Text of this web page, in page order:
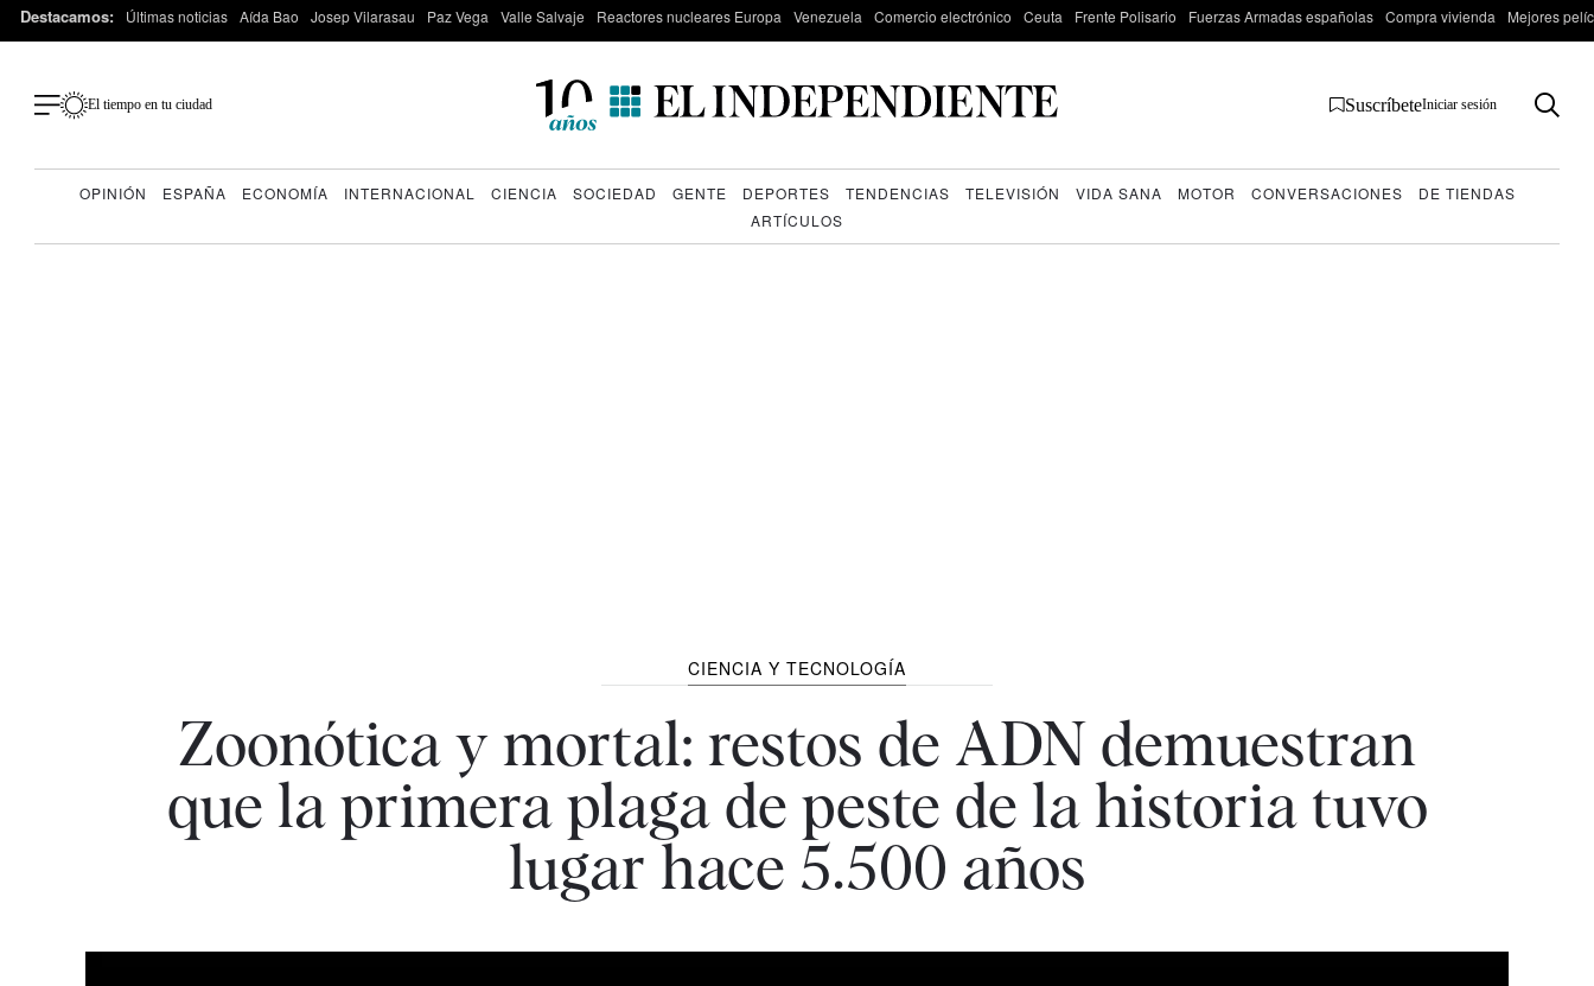
Destacamos: Últimas noticias Aída Bao Josep Vilarasau Paz Vega Valle Salvaje Reactores nucleares Europa Venezuela Comercio electrónico Ceuta Frente Polisario Fuerzas Armadas españolas Compra vivienda Mejores
El tiempo en tu ciudad SuscríbeteIniciar sesión
OPINIÓN ESPAÑA ECONOMÍA INTERNACIONAL CIENCIA SOCIEDAD GENTE DEPORTES TENDENCIAS TELEVISIÓN VIDA SANA MOTOR CONVERSACIONES
DE TIENDAS
ARTÍCULOS
CIENCIA Y TECNOLOGÍA
Zoonótica y mortal: restos de ADN demuestran
que la primera plaga de peste de la historia tuvo
lugar hace 5.500 años